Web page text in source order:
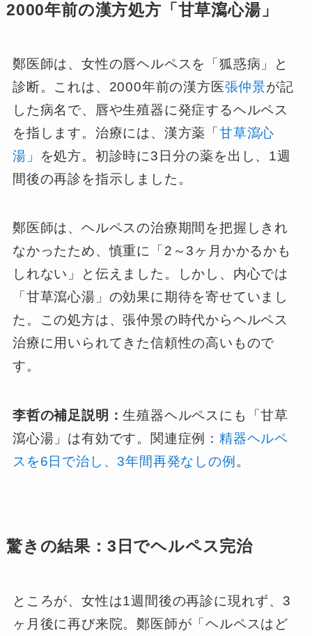
2000年前の漢方処方「甘草瀉心湯」
鄭医師は、女性の唇ヘルペスを「狐惑病」と
診断。これは、2000年前の漢方医張仲景が記
した病名で、唇や生殖器に発症するヘルペス
を指します。治療には、漢方薬「甘草瀉心
湯 」を処方。初診時に3日分の薬を出し、1週
間後の再診を指示しました。
鄭医師は、ヘルペスの治療期間を把握しきれ
なかったため、慎重に「2～3ヶ月かかるかも
しれない」と伝えました。しかし、内心では
「甘草瀉心湯」の効果に期待を寄せていまし
た。この処方は、張仲景の時代からヘルペス
治療に用いられてきた信頼性の高いもので
す。
李哲の補足説明：生殖器ヘルペスにも「甘草
瀉心湯」は有効です。関連症例：精器ヘルペ
スを6日で治し、3年間再発なしの例 。
驚きの結果：3日でヘルペス完治
ところが、女性は1週間後の再診に現れず、3
ヶ月後に再び来院。鄭医師が「ヘルペスはど